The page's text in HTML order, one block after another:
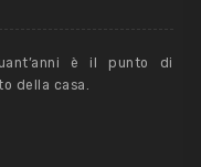
è il punto di
della casa.